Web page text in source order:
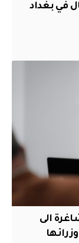
في بغداد
الى